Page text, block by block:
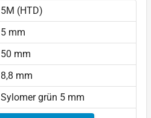
5M (HTD)
5 mm
50 mm
8,8 mm
Sylomer grün 5 mm